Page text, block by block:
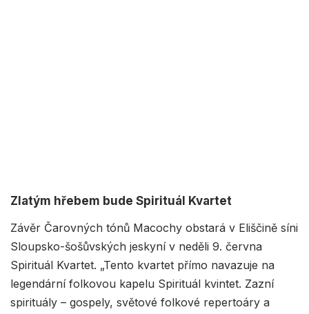
Zlatým hřebem bude Spirituál Kvartet
Závěr Čarovných tónů Macochy obstará v Eliščině síni
Sloupsko-šošůvských jeskyní v neděli 9. června
Spirituál Kvartet. „Tento kvartet přímo navazuje na
legendární folkovou kapelu Spirituál kvintet. Zazní
spirituály – gospely, světové folkové repertoáry a